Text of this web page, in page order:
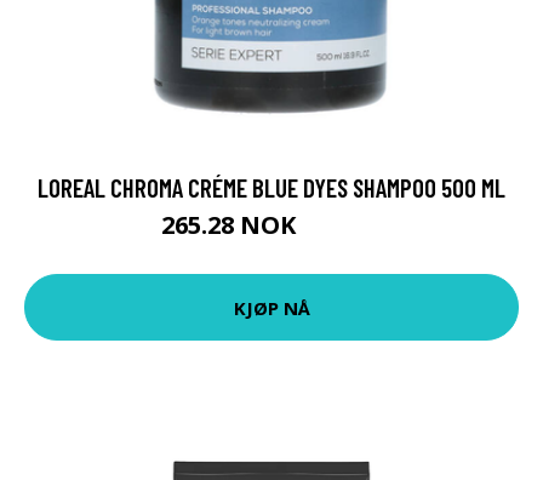
LOREAL CHROMA CRÉME BLUE DYES SHAMPOO 500 ML
265.28 NOK
KJØP NÅ